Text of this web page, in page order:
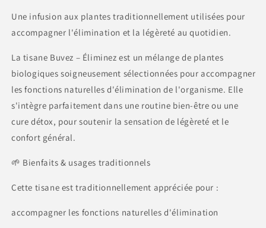
Une infusion aux plantes traditionnellement utilisées pour
accompagner l'élimination et la légèreté au quotidien.
La tisane Buvez – Éliminez est un mélange de plantes
biologiques soigneusement sélectionnées pour accompagner
les fonctions naturelles d'élimination de l'organisme. Elle
s'intègre parfaitement dans une routine bien-être ou une
cure détox, pour soutenir la sensation de légèreté et le
confort général.
🌱 Bienfaits & usages traditionnels
Cette tisane est traditionnellement appréciée pour :
accompagner les fonctions naturelles d'élimination